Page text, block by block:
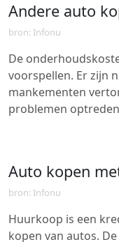
Andere auto
bron: Infonu
De
voorspellen. Er zijn
mankementen
problemen
Auto kopen
bron: Infonu
Huurkoop is een
kopen van autos.